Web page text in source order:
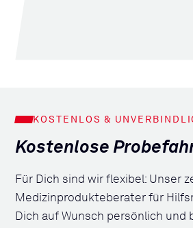
KOSTENLOS &
Kostenlose
Für Dich sind wir flexibel: Unser
Medizinprodukteberater für
Dich auf Wunsch persönlich und